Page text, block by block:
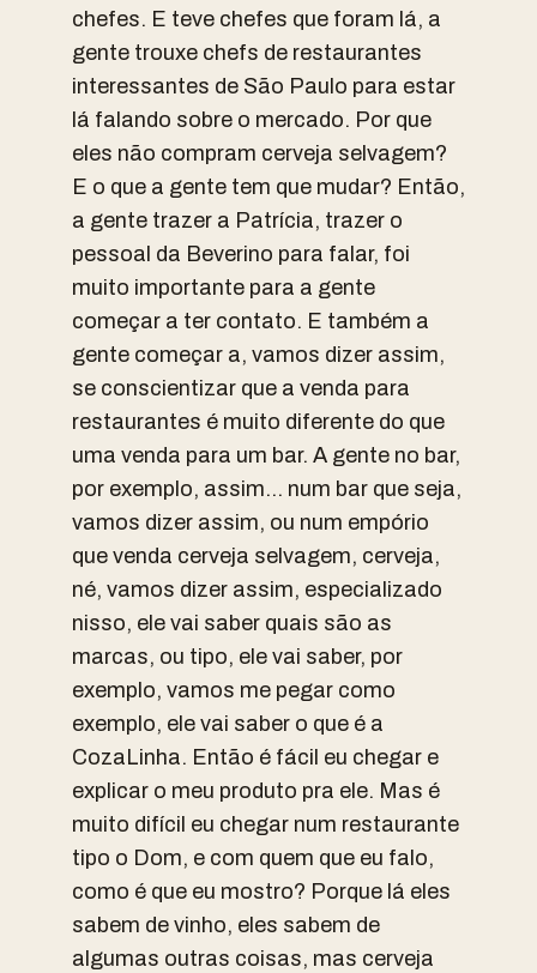
chefes. E teve chefes que foram lá, a
gente trouxe chefs de restaurantes
interessantes de São Paulo para estar
lá falando sobre o mercado. Por que
eles não compram cerveja selvagem?
E o que a gente tem que mudar? Então,
a gente trazer a Patrícia, trazer o
pessoal da Beverino para falar, foi
muito importante para a gente
começar a ter contato. E também a
gente começar a, vamos dizer assim,
se conscientizar que a venda para
restaurantes é muito diferente do que
uma venda para um bar. A gente no bar,
por exemplo, assim… num bar que seja,
vamos dizer assim, ou num empório
que venda cerveja selvagem, cerveja,
né, vamos dizer assim, especializado
nisso, ele vai saber quais são as
marcas, ou tipo, ele vai saber, por
exemplo, vamos me pegar como
exemplo, ele vai saber o que é a
CozaLinha. Então é fácil eu chegar e
explicar o meu produto pra ele. Mas é
muito difícil eu chegar num restaurante
tipo o Dom, e com quem que eu falo,
como é que eu mostro? Porque lá eles
sabem de vinho, eles sabem de
algumas outras coisas, mas cerveja